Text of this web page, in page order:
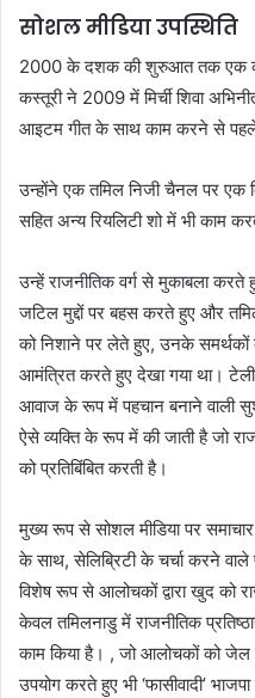
सोशल मीडिया उपस्थिति
2000 के दशक की शुरुआत तक एक
कस्तूरी ने 2009 में मिर्ची शिवा
आइटम गीत के साथ काम करने से
उन्होंने एक तमिल निजी चैनल पर एक
सहित अन्य रियलिटी शो में भी काम
उन्हें राजनीतिक वर्ग से मुकाबला
जटिल मुद्दों पर बहस करते हुए और
को निशाने पर लेते हुए, उनके
आमंत्रित करते हुए देखा गया था।
आवाज के रूप में पहचान बनाने वाली
ऐसे व्यक्ति के रूप में की जाती है जो
को प्रतिबिंबित करती है।
मुख्य रूप से सोशल मीडिया पर
के साथ, सेलिब्रिटी के चर्चा करने
विशेष रूप से आलोचकों द्वारा खुद को
केवल तमिलनाडु में राजनीतिक
काम किया है। , जो आलोचकों को
उपयोग करते हुए भी ‘फासीवादी’